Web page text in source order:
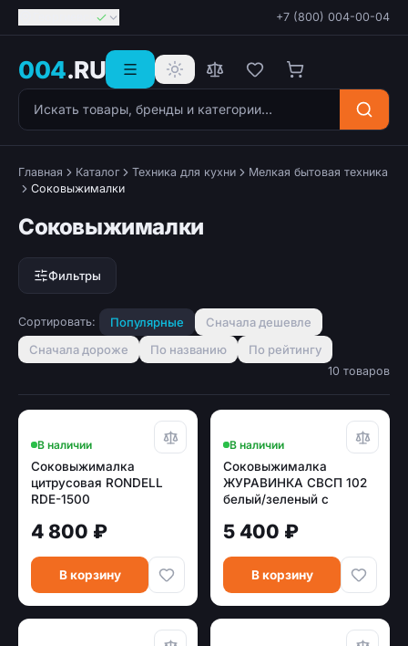
+7 (800) 004-00-04
004.RU
Поиск товаров
Главная Каталог Техника для кухни
Мелкая бытовая техника
Соковыжималки
Соковыжималки
Фильтры
Сортировать: Популярные
Сначала дешевле
Сначала дороже
По названию По рейтингу
10 товаров
В наличии
Соковыжималка
цитрусовая RONDELL
RDE-1500
4 800 ₽
В корзину
В наличии
Соковыжималка
ЖУРАВИНКА СВСП 102
белый/зеленый с
5 400 ₽
В корзину